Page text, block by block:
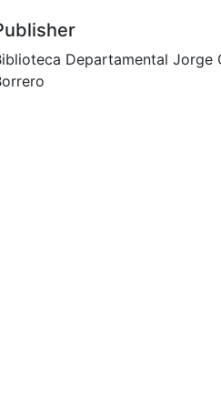
Departamental Jorge